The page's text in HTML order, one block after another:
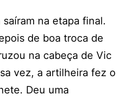
na etapa final.
de boa troca de
na cabeça de Vic
vez, a artilheira fez o
Deu uma